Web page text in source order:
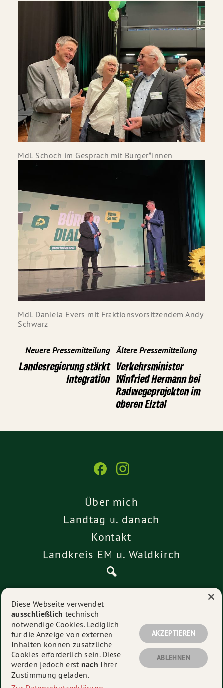
MdL Schoch im Gespräch mit Bürger*innen
MdL Daniela Evers mit Fraktionsvorsitzendem Andy
Schwarz
Neuere Pressemitteilung
Landesregierung stärkt
Integration
Ältere Pressemitteilung
Verkehrsminister
Winfried Hermann bei
Radwegeprojekten im
oberen Elztal
Über mich
Landtag u. danach
Kontakt
Landkreis EM u. Waldkirch
Impressum
Datenschutz
© 2026 Alexander Schoch - Alle Rechte vorbehalten.
Diese Webseite verwendet
ausschließlich technisch
notwendige Cookies. Lediglich
für die Anzeige von externen
Inhalten können zusätzliche
Cookies erforderlich sein. Diese
werden jedoch erst nach Ihrer
Zustimmung geladen.
AKZEPTIEREN
ABLEHNEN
×